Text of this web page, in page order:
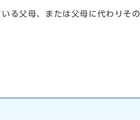
る父母、または父母に代わりその